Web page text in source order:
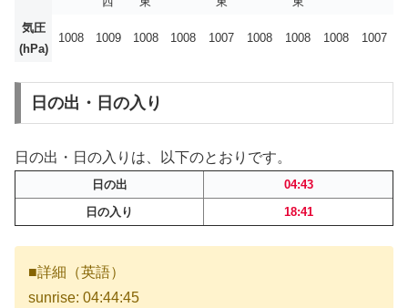
気圧
(hPa)
1008 1009 1008 1008 1007 1008 1008 1008 1007
日の出・日の入り
日の出・日の入りは、以下のとおりです。
日の出
04:43
日の入り
18:41
■詳細（英語）
sunrise: 04:44:45